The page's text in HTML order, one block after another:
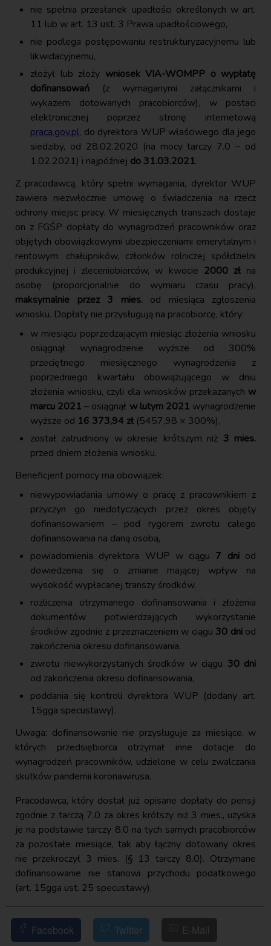
nie spełnia przesłanek upadłości określonych w art.
11 lub w art. 13 ust. 3 Prawa upadłościowego,
nie podlega postępowaniu restrukturyzacyjnemu lub
likwidacyjnemu,
złożył lub złoży wniosek VIA-WOMPP o wypłatę
dofinansowań (z wymaganymi załącznikami i
wykazem dotowanych pracobiorców), w postaci
elektronicznej poprzez stronę internetową
praca.gov.pl, do dyrektora WUP właściwego dla jego
siedziby, od 28.02.2020 (na mocy tarczy 7.0 – od
1.02.2021) i najpóźniej do 31.03.2021.
Z pracodawcą, który spełni wymagania, dyrektor WUP
zawiera niezwłocznie umowę o świadczenia na rzecz
ochrony miejsc pracy. W miesięcznych transzach dostaje
on z FGŚP dopłaty do wynagrodzeń pracowników oraz
objętych obowiązkowymi ubezpieczeniami emerytalnym i
rentowym: chałupników, członków rolniczej spółdzielni
produkcyjnej i zleceniobiorców, w kwocie 2000 złna
osobę (proporcjonalnie do wymiaru czasu pracy),
maksymalnie przez 3 mies.od miesiąca zgłoszenia
wniosku. Dopłaty nie przysługują na pracobiorcę, który:
w miesiącu poprzedzającym miesiąc złożenia wniosku
osiągnął wynagrodzenie wyższe od 300%
przeciętnego miesięcznego wynagrodzenia z
poprzedniego kwartału obowiązującego w dniu
złożenia wniosku, czyli dla wniosków przekazanych w
marcu 2021 – osiągnął w lutym 2021 wynagrodzenie
wyższe od 16 373,94 zł (5457,98 × 300%),
został zatrudniony w okresie krótszym niż 3 mies.
przed dniem złożenia wniosku.
Beneficjent pomocy ma obowiązek:
niewypowiadania umowy o pracę z pracownikiem z
przyczyn go niedotyczących przez okres objęty
dofinansowaniem – pod rygorem zwrotu całego
dofinansowania na daną osobą,
powiadomienia dyrektora WUP w ciągu 7 dniod
dowiedzenia się o zmianie mającej wpływ na
wysokość wypłacanej transzy środków,
rozliczenia otrzymanego dofinansowania i złożenia
dokumentów potwierdzających wykorzystanie
środków zgodnie z przeznaczeniem w ciągu 30 dniod
zakończenia okresu dofinansowania,
zwrotu niewykorzystanych środków w ciągu 30 dni
od zakończenia okresu dofinansowania,
poddania się kontroli dyrektora WUP (dodany art.
15gga specustawy).
Uwaga: dofinansowanie nie przysługuje za miesiące, w
których przedsiębiorca otrzymał inne dotacje do
wynagrodzeń pracowników, udzielone w celu zwalczania
skutków pandemii koronawirusa.
Pracodawca, który dostał już opisane dopłaty do pensji
zgodnie z tarczą 7.0 za okres krótszy niż 3 mies., uzyska
je na podstawie tarczy 8.0 na tych samych pracobiorców
za pozostałe miesiące, tak aby łączny dotowany okres
nie przekroczył 3 mies. (§ 13 tarczy 8.0). Otrzymane
dofinansowanie nie stanowi przychodu podatkowego
(art. 15gga ust. 25 specustawy).
Facebook Twitter E-Mail